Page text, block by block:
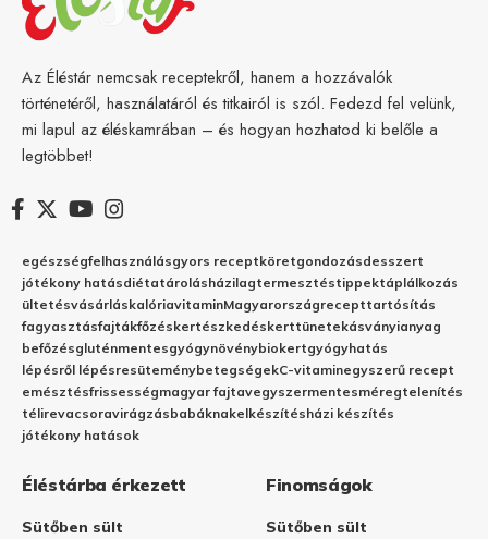
Az Éléstár nemcsak receptekről, hanem a hozzávalók
történetéről, használatáról és titkairól is szól. Fedezd fel velünk,
mi lapul az éléskamrában – és hogyan hozhatod ki belőle a
legtöbbet!
egészségfelhasználásgyors receptköretgondozásdesszert
jótékony hatásdiétatárolásházilagtermesztéstippektáplálkozás
ültetésvásárláskalóriavitaminMagyarországrecepttartósítás
fagyasztásfajtákfőzéskertészkedéskerttünetekásványianyag
befőzésgluténmentesgyógynövénybiokertgyógyhatás
lépésről lépésresüteménybetegségekC-vitaminegyszerű recept
emésztésfrissességmagyar fajtavegyszermentesméregtelenítés
télirevacsoravirágzásbabáknakelkészítésházi készítés
jótékony hatások
Éléstárba érkezett
Sütőben sült
Finomságok
Sütőben sült